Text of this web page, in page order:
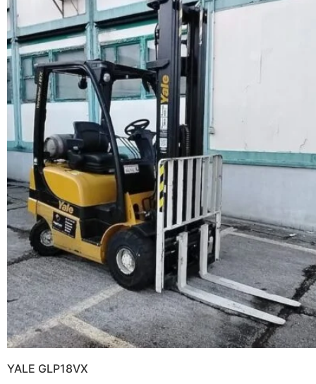
YALE GLP18VX